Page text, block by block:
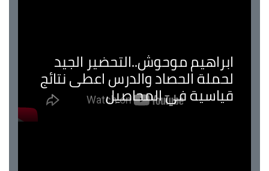
ابراهيم موحوش..التحضير الجيد
لحملة الحصاد والدرس اعطى نتائج
قياسية في المحاصيل